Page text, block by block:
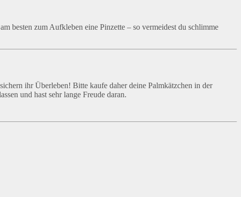
besten zum Aufkleben eine Pinzette – so vermeidest du schlimme
ihr Überleben! Bitte kaufe daher deine Palmkätzchen in der
und hast sehr lange Freude daran.